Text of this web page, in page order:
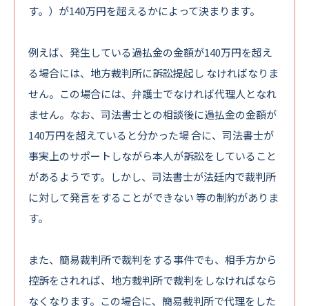
す。）が140万円を超えるかによって決まります。
例えば、発生している過払金の金額が140万円を超え
る場合には、地方裁判所に訴訟提起し なければなりま
せん。この場合には、弁護士でなければ代理人となれ
ません。なお、司法書士との相談後に過払金の金額が
140万円を超えていると分かった場 合に、司法書士が
事実上のサポートしながら本人が訴訟をしていること
があるようです。しかし、司法書士が法廷内で裁判所
に対して発言をすることができない 等の制約がありま
す。
また、 簡易裁判所で裁判をする事件でも、相手方から
控訴をされれば、地方裁判所で裁判をしなければなら
なくなります。この場合に、簡易裁判所で代理をした